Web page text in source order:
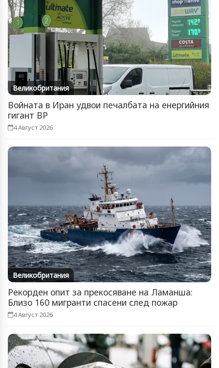
Великобритания
Войната в Иран удвои печалбата на енергийния
гигант BP
4 Август 2026
Великобритания
Рекорден опит за прекосяване на Ламанша:
Близо 160 мигранти спасени след пожар
4 Август 2026